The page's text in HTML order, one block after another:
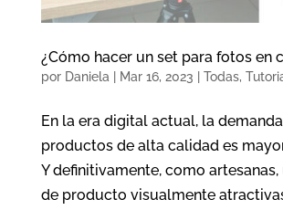
¿Cómo hacer un set para fotos en
por Daniela Mar 16, 2023 Todas,
En la era digital actual, la
productos de alta calidad es
Y definitivamente, como
de producto visualmente